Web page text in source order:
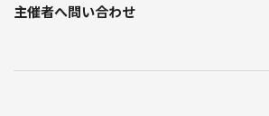
主催者へ問い合わせ